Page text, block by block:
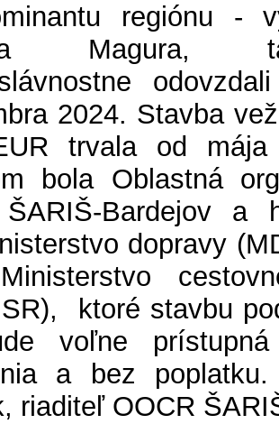
regiónu -
Magura,
2024. Stavba
trvala od
bola Oblastná
Bardejov a
dopravy
ktoré stavbu
voľne
a bez
riaditeľ OOCR